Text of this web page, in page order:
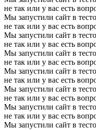
не так или у вас есть
Мы запустили сайт в
не так или у вас есть
Мы запустили сайт в
не так или у вас есть
Мы запустили сайт в
не так или у вас есть
Мы запустили сайт в
не так или у вас есть
Мы запустили сайт в
не так или у вас есть
Мы запустили сайт в
не так или у вас есть
Мы запустили сайт в